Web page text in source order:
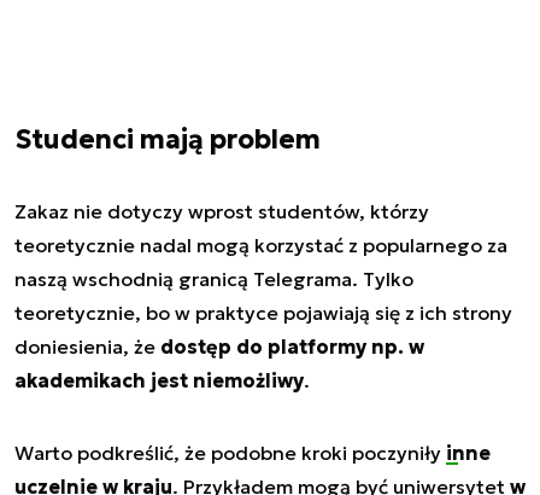
Studenci mają problem
Zakaz nie dotyczy wprost studentów, którzy
teoretycznie nadal mogą korzystać z popularnego za
naszą wschodnią granicą Telegrama. Tylko
teoretycznie, bo w praktyce pojawiają się z ich strony
doniesienia, że dostęp do platformy np. w
akademikach jest niemożliwy.
Warto podkreślić, że podobne kroki poczyniły inne
uczelnie w kraju. Przykładem mogą być uniwersytet w